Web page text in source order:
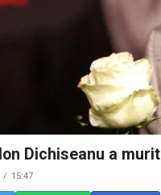
Dichiseanu a murit
15:47